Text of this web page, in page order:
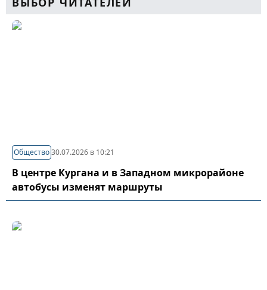
Общество30.07.2026 в 10:21
В центре Кургана и в Западном микрорайоне
автобусы изменят маршруты